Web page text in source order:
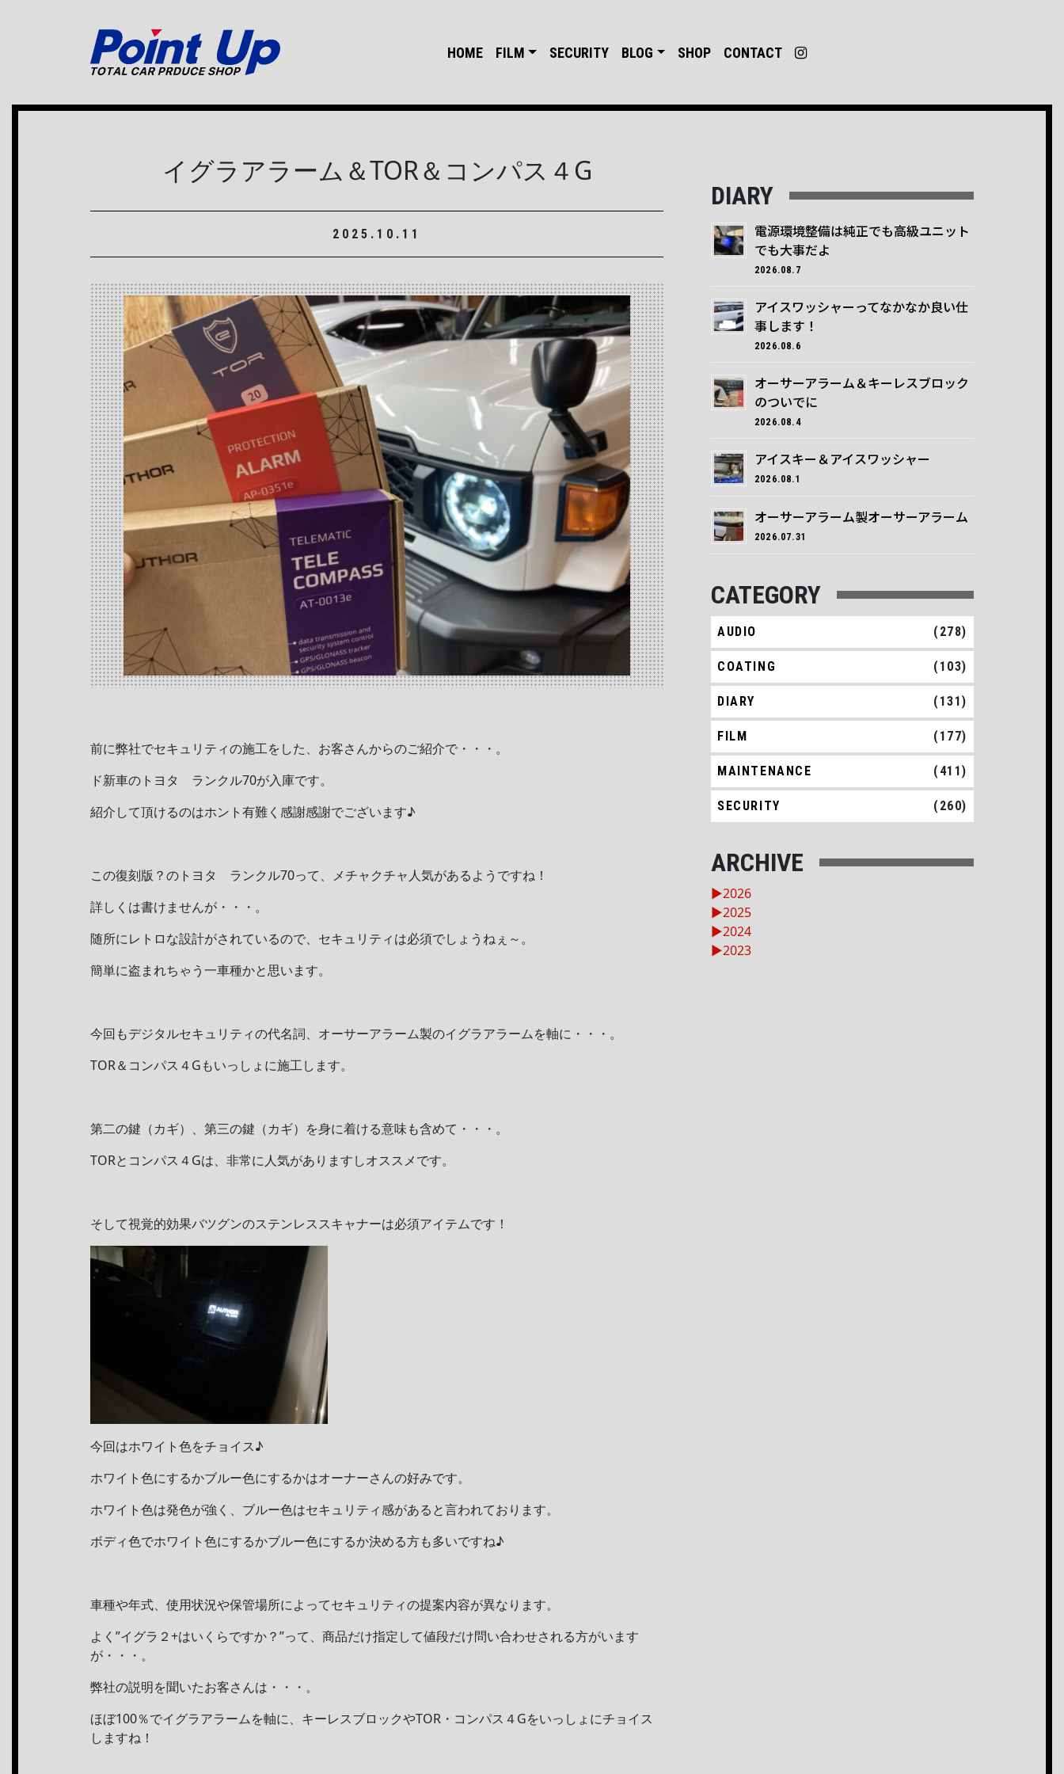
メインナビゲーション HOME FILM SECURITY BLOG SHOP CONTACT
イグラアラーム＆TOR＆コンパス４G
2025.10.11
前に弊社でセキュリティの施工をした、お客さんからのご紹介で・・・。
ド新車のトヨタ ランクル70が入庫です。
紹介して頂けるのはホント有難く感謝感謝でございます♪
この復刻版？のトヨタ ランクル70って、メチャクチャ人気があるようですね！
詳しくは書けませんが・・・。
随所にレトロな設計がされているので、セキュリティは必須でしょうねぇ～。
簡単に盗まれちゃう一車種かと思います。
今回もデジタルセキュリティの代名詞、オーサーアラーム製のイグラアラームを軸に・・・。
TOR＆コンパス４Gもいっしょに施工します。
第二の鍵（カギ）、第三の鍵（カギ）を身に着ける意味も含めて・・・。
TORとコンパス４Gは、非常に人気がありますしオススメです。
そして視覚的効果バツグンのステンレススキャナーは必須アイテムです！
今回はホワイト色をチョイス♪
ホワイト色にするかブルー色にするかはオーナーさんの好みです。
ホワイト色は発色が強く、ブルー色はセキュリティ感があると言われております。
ボディ色でホワイト色にするかブルー色にするか決める方も多いですね♪
車種や年式、使用状況や保管場所によってセキュリティの提案内容が異なります。
よく”イグラ２+はいくらですか？”って、商品だけ指定して値段だけ問い合わせされる方がいます
が・・・。
弊社の説明を聞いたお客さんは・・・。
ほぼ100％でイグラアラームを軸に、キーレスブロックやTOR・コンパス４Gをいっしょにチョイス
しますね！
DIARY
電源環境整備は純正でも高級ユニット
でも大事だよ
2026.08.7
アイスワッシャーってなかなか良い仕
事します！
2026.08.6
オーサーアラーム＆キーレスブロック
のついでに
2026.08.4
アイスキー＆アイスワッシャー
2026.08.1
オーサーアラーム製オーサーアラーム
2026.07.31
CATEGORY
AUDIO (278)
COATING (103)
DIARY (131)
FILM (177)
MAINTENANCE (411)
SECURITY (260)
ARCHIVE
►2026
►2025
►2024
►2023